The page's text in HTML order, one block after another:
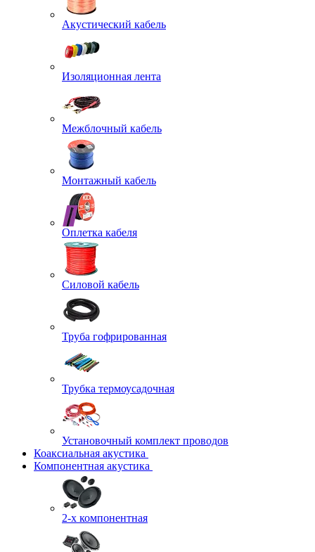
Акустический кабель
Изоляционная лента
Межблочный кабель
Монтажный кабель
Оплетка кабеля
Силовой кабель
Труба гофрированная
Трубка термоусадочная
Установочный комплект проводов
Коаксиальная акустика
Компонентная акустика
2-х компонентная